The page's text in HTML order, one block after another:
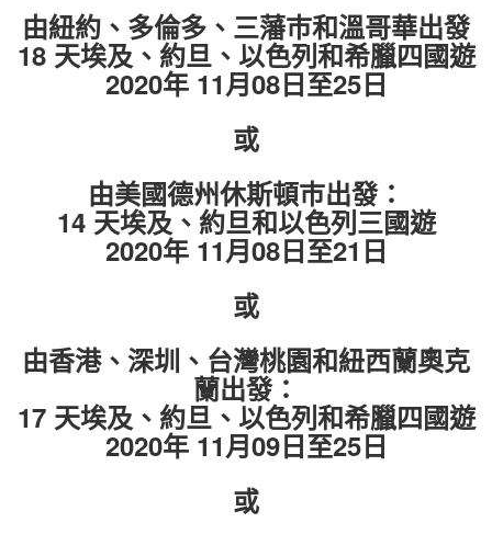
由紐約、多倫多、三藩巿和溫哥華出發
18 天埃及、約旦、以色列和希臘四國遊
2020年 11月08日至25日
或
由美國德州休斯頓巿出發：
14 天埃及、約旦和以色列三國遊
2020年 11月08日至21日
或
由香港、深圳、台灣桃園和紐西蘭奧克
蘭出發：
17 天埃及、約旦、以色列和希臘四國遊
2020年 11月09日至25日
或